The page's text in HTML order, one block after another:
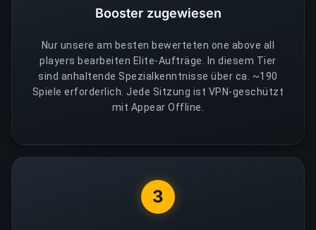
Booster zugewiesen
Nur unsere am besten bewerteten one above all
players bearbeiten Elite-Aufträge. In diesem Tier
sind anhaltende Spezialkenntnisse über ca. ~190
Spiele erforderlich. Jede Sitzung ist VPN-geschützt
mit Appear Offline.
3